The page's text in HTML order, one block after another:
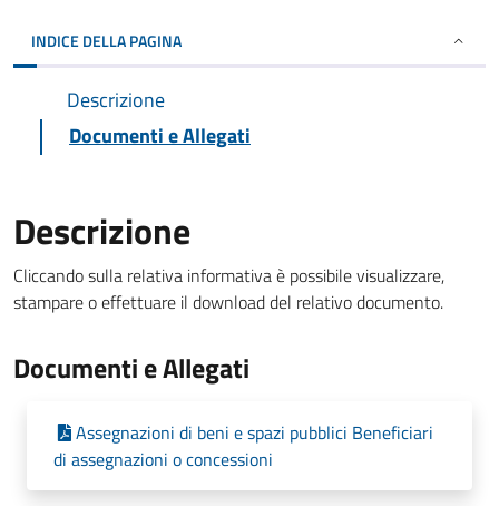
INDICE DELLA PAGINA
Descrizione
Documenti e Allegati
Descrizione
Cliccando sulla relativa informativa è possibile visualizzare,
stampare o effettuare il download del relativo documento.
Documenti e Allegati
Assegnazioni di beni e spazi pubblici Beneficiari
di assegnazioni o concessioni